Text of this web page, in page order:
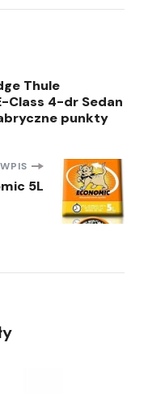
Thule
Class 4-dr Sedan
punkty
5L